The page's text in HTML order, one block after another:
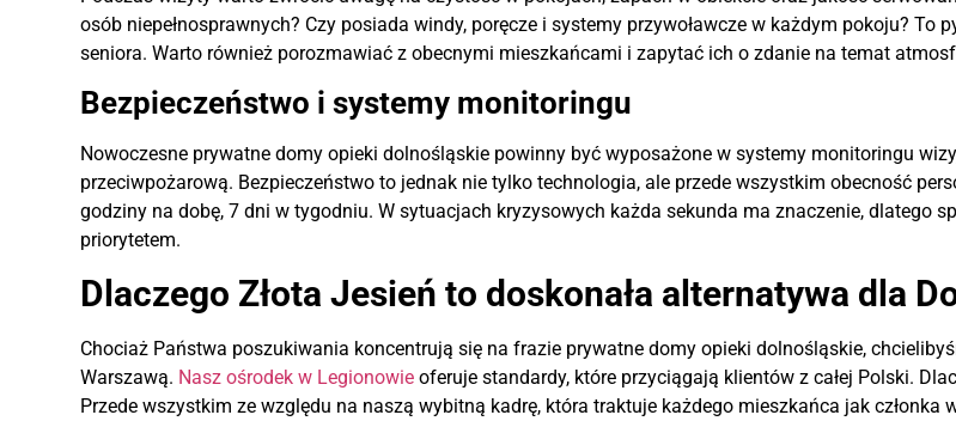
osób niepełnosprawnych? Czy posiada windy, poręcze i systemy przywoławcze w każdym pokoju?
seniora. Warto również porozmawiać z obecnymi mieszkańcami i zapytać ich o zdanie na temat
Bezpieczeństwo i systemy monitoringu
Nowoczesne prywatne domy opieki dolnośląskie powinny być wyposażone w systemy monitoringu
przeciwpożarową. Bezpieczeństwo to jednak nie tylko technologia, ale przede wszystkim obecność
godziny na dobę, 7 dni w tygodniu. W sytuacjach kryzysowych każda sekunda ma znaczenie, dlatego
priorytetem.
Dlaczego Złota Jesień to doskonała alternatywa dla
Chociaż Państwa poszukiwania koncentrują się na frazie prywatne domy opieki dolnośląskie,
Warszawą. Nasz ośrodek w Legionowie oferuje standardy, które przyciągają klientów z całej Polski.
Przede wszystkim ze względu na naszą wybitną kadrę, która traktuje każdego mieszkańca jak członka